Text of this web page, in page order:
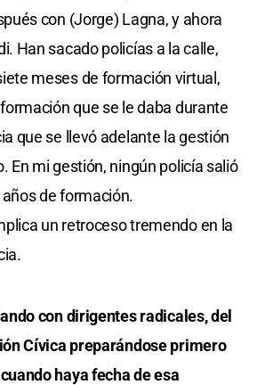
con (Jorge) Lagna, y ahora
Han sacado policías a la calle,
meses de formación virtual,
que se le daba durante
que se llevó adelante la gestión
En mi gestión, ningún policía salió
de formación.
un retroceso tremendo en la
con dirigentes radicales, del
Cívica preparándose primero
haya fecha de esa